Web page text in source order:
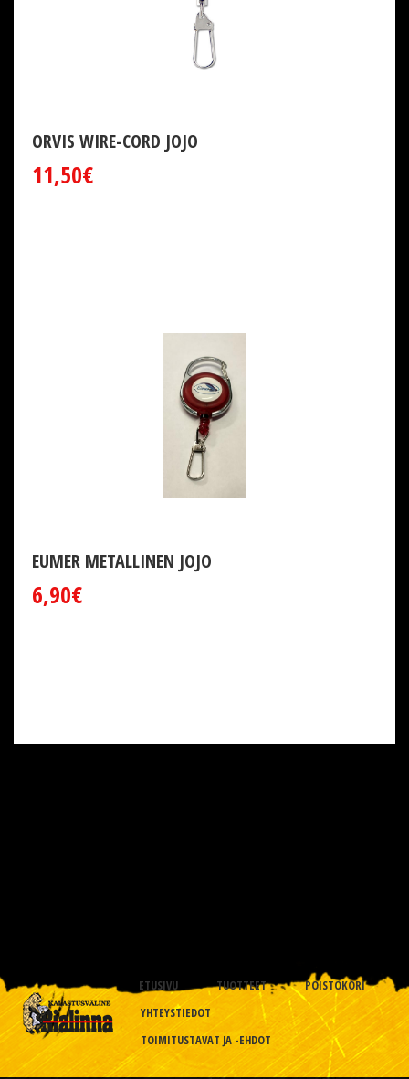
ORVIS WIRE-CORD JOJO
11,50€
EUMER METALLINEN JOJO
6,90€
ETUSIVU TUOTTEET
POISTOKORI
YHTEYSTIEDOT
TOIMITUSTAVAT JA -EHDOT